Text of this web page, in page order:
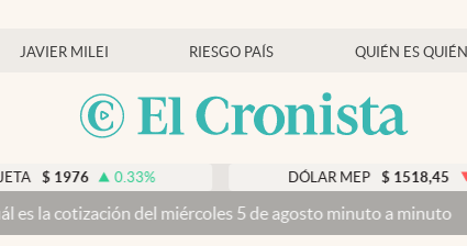
JAVIER MILEI RIESGO PAÍS QUIÉN ES QUIÉN
0.33% DÓLAR MEP $ 1518,45 -0.05%
del miércoles 5 de agosto minuto a minuto